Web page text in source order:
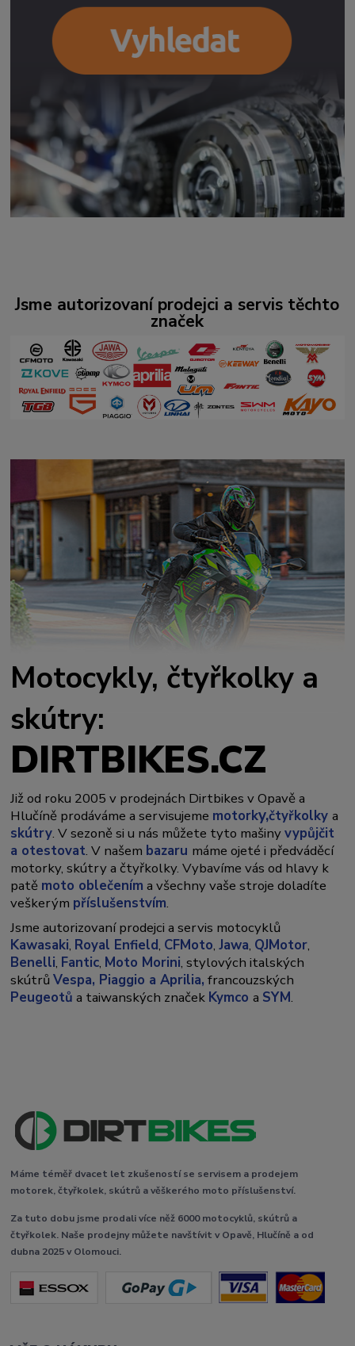
Jsme autorizovaní prodejci a servis těchto
značek
Motocykly, čtyřkolky a
skútry:
DIRTBIKES.CZ
Již od roku 2005 v prodejnách Dirtbikes v Opavě a
Hlučíně prodáváme a servisujeme motorky,čtyřkolkya
skútry. V sezoně si u nás můžete tyto mašinyvypůjčit
a otestovat. V našem bazaru máme ojeté i předváděcí
motorky, skútry a čtyřkolky. Vybavíme vás od hlavy k
patě moto oblečením a všechny vaše stroje doladíte
veškerým příslušenstvím.
Jsme autorizovaní prodejci a servis motocyklů
Kawasaki, Royal Enfield, CFMoto,Jawa, QJMotor,
Benelli, Fantic, Moto Morini, stylových italských
skútrůVespa, Piaggio a Aprilia, francouzských
Peugeotů a taiwanských značek Kymcoa SYM.
Máme téměř dvacet let zkušeností se servisem a prodejem
motorek, čtyřkolek, skútrů a věškerého moto příslušenství.
Za tuto dobu jsme prodali více něž 6000 motocyklů, skútrů a
čtyřkolek. Naše prodejny můžete navštívit v Opavě, Hlučíně a od
dubna 2025 v Olomouci.